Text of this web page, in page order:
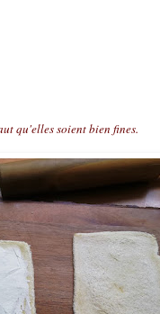
qu'elles soient bien fines.